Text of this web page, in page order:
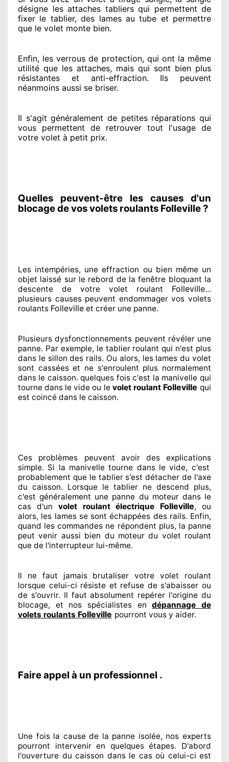
désigne les attaches tabliers qui permettent de
fixer le tablier, des lames au tube et permettre
que le volet monte bien.
Enfin, les verrous de protection, qui ont la même
utilité que les attaches, mais qui sont bien plus
résistantes et anti-effraction. Ils peuvent
néanmoins aussi se briser.
Il s'agit généralement de petites réparations qui
vous permettent de retrouver tout l'usage de
votre volet à petit prix.
Quelles peuvent-être les causes d'un
blocage de vos volets roulants Folleville ?
Les intempéries, une effraction ou bien même un
objet laissé sur le rebord de la fenêtre bloquant la
descente de votre volet roulant Folleville...
plusieurs causes peuvent endommagervos volets
roulants Folleville et créer une panne.
Plusieurs dysfonctionnements peuvent révélerune
panne. Par exemple, le tablier roulant qui n'est plus
dans le sillon des rails. Ou alors, les lames du volet
sont casséeset ne s'enroulent plus normalement
dans le caisson. quelques foisc'est la manivelle qui
tourne dans le vide ou le volet roulant Folleville qui
est coincé dans le caisson.
Ces problèmes
peuvent avoir des explications
simple. Si la manivelle tourne dans le vide, c'est
probablement que le tablier s'est détacher de l'axe
du caisson. Lorsque le tablier ne descend plus,
c'est généralement une panne du moteur dans le
cas d'un volet roulant électrique Folleville, ou
alors, les lames se sont échappées des rails. Enfin,
quand les commandes ne répondent plus, la panne
peut venir aussi bien du moteur du volet roulant
que de l'interrupteur lui-même.
Il ne faut jamais brutaliser votre volet roulant
lorsque celui-ci résiste et refuse de s'abaisser ou
de s'ouvrir. Il faut absolument repérer l'origine du
blocage, et nos spécialistes endépannage de
volets roulants Folleville pourront vous y aider.
Faire appel à un professionnel .
Une fois la causede la panne isolée, nos experts
pourront interveniren quelques étapes. D'abord
l'ouverture du caisson dans le cas où celui-ci est